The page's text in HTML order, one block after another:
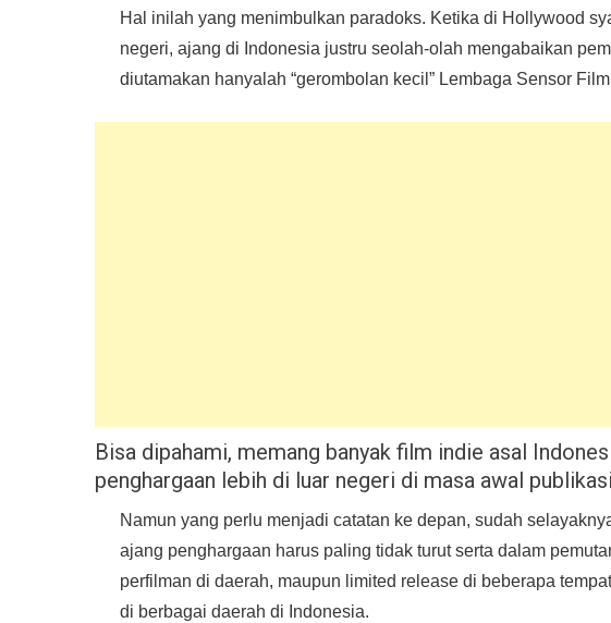
Hal inilah yang menimbulkan paradoks. Ketika di Hollywood
negeri, ajang di Indonesia justru seolah-olah mengabaikan
diutamakan hanyalah “gerombolan kecil” Lembaga Sensor
Bisa dipahami, memang banyak film indie asal
penghargaan lebih di luar negeri di masa awal
Namun yang perlu menjadi catatan ke depan, sudah
ajang penghargaan harus paling tidak turut serta dalam
perfilman di daerah, maupun limited release di beberapa
di berbagai daerah di Indonesia.